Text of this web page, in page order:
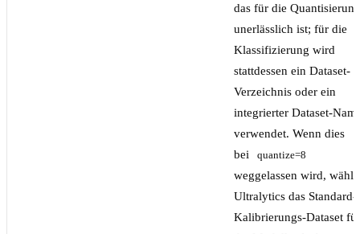
das für die Quantisierung
unerlässlich ist; für die
Klassifizierung wird
stattdessen ein Dataset-
Verzeichnis oder ein
integrierter Dataset-
verwendet. Wenn dies
bei
quantize=8
weggelassen wird, wählt
Ultralytics das Standard-
Kalibrierungs-Dataset für